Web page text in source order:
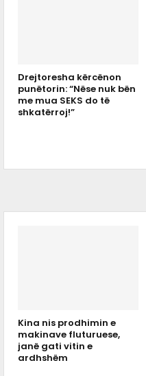
Drejtoresha kërcënon
punëtorin: “Nëse nuk bën
me mua SEKS do të
shkatërroj!”
Kina nis prodhimin e
makinave fluturuese,
janë gati vitin e
ardhshëm